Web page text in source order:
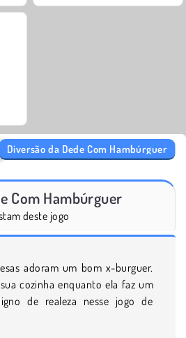
Diversão da Dede Com Hambúrguer
Com Hambúrguer
deste jogo
adoram um bom x-burguer.
cozinha enquanto ela faz um
de realeza nesse jogo de